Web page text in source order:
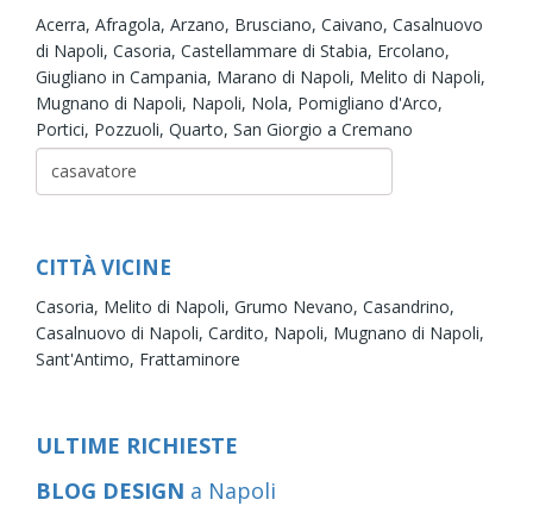
Acerra, Afragola, Arzano, Brusciano, Caivano, Casalnuovo
di Napoli, Casoria, Castellammare di Stabia, Ercolano,
Giugliano in Campania, Marano di Napoli, Melito di Napoli,
Mugnano di Napoli, Napoli, Nola, Pomigliano d'Arco,
Portici, Pozzuoli, Quarto, San Giorgio a Cremano
CITTÀ VICINE
Casoria, Melito di Napoli, Grumo Nevano, Casandrino,
Casalnuovo di Napoli, Cardito, Napoli, Mugnano di Napoli,
Sant'Antimo, Frattaminore
ULTIME RICHIESTE
BLOG DESIGN a Napoli